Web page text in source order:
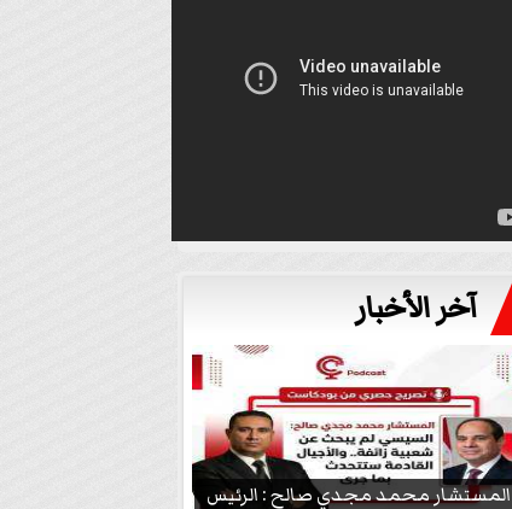
آخر الأخبار
المستشار محمد مجدي صالح : الرئيس